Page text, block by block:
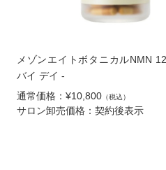
メゾンエイトボタニカルNMN
バイ デイ -
通常価格：¥10,800 （税込）
サロン卸売価格：契約後表示